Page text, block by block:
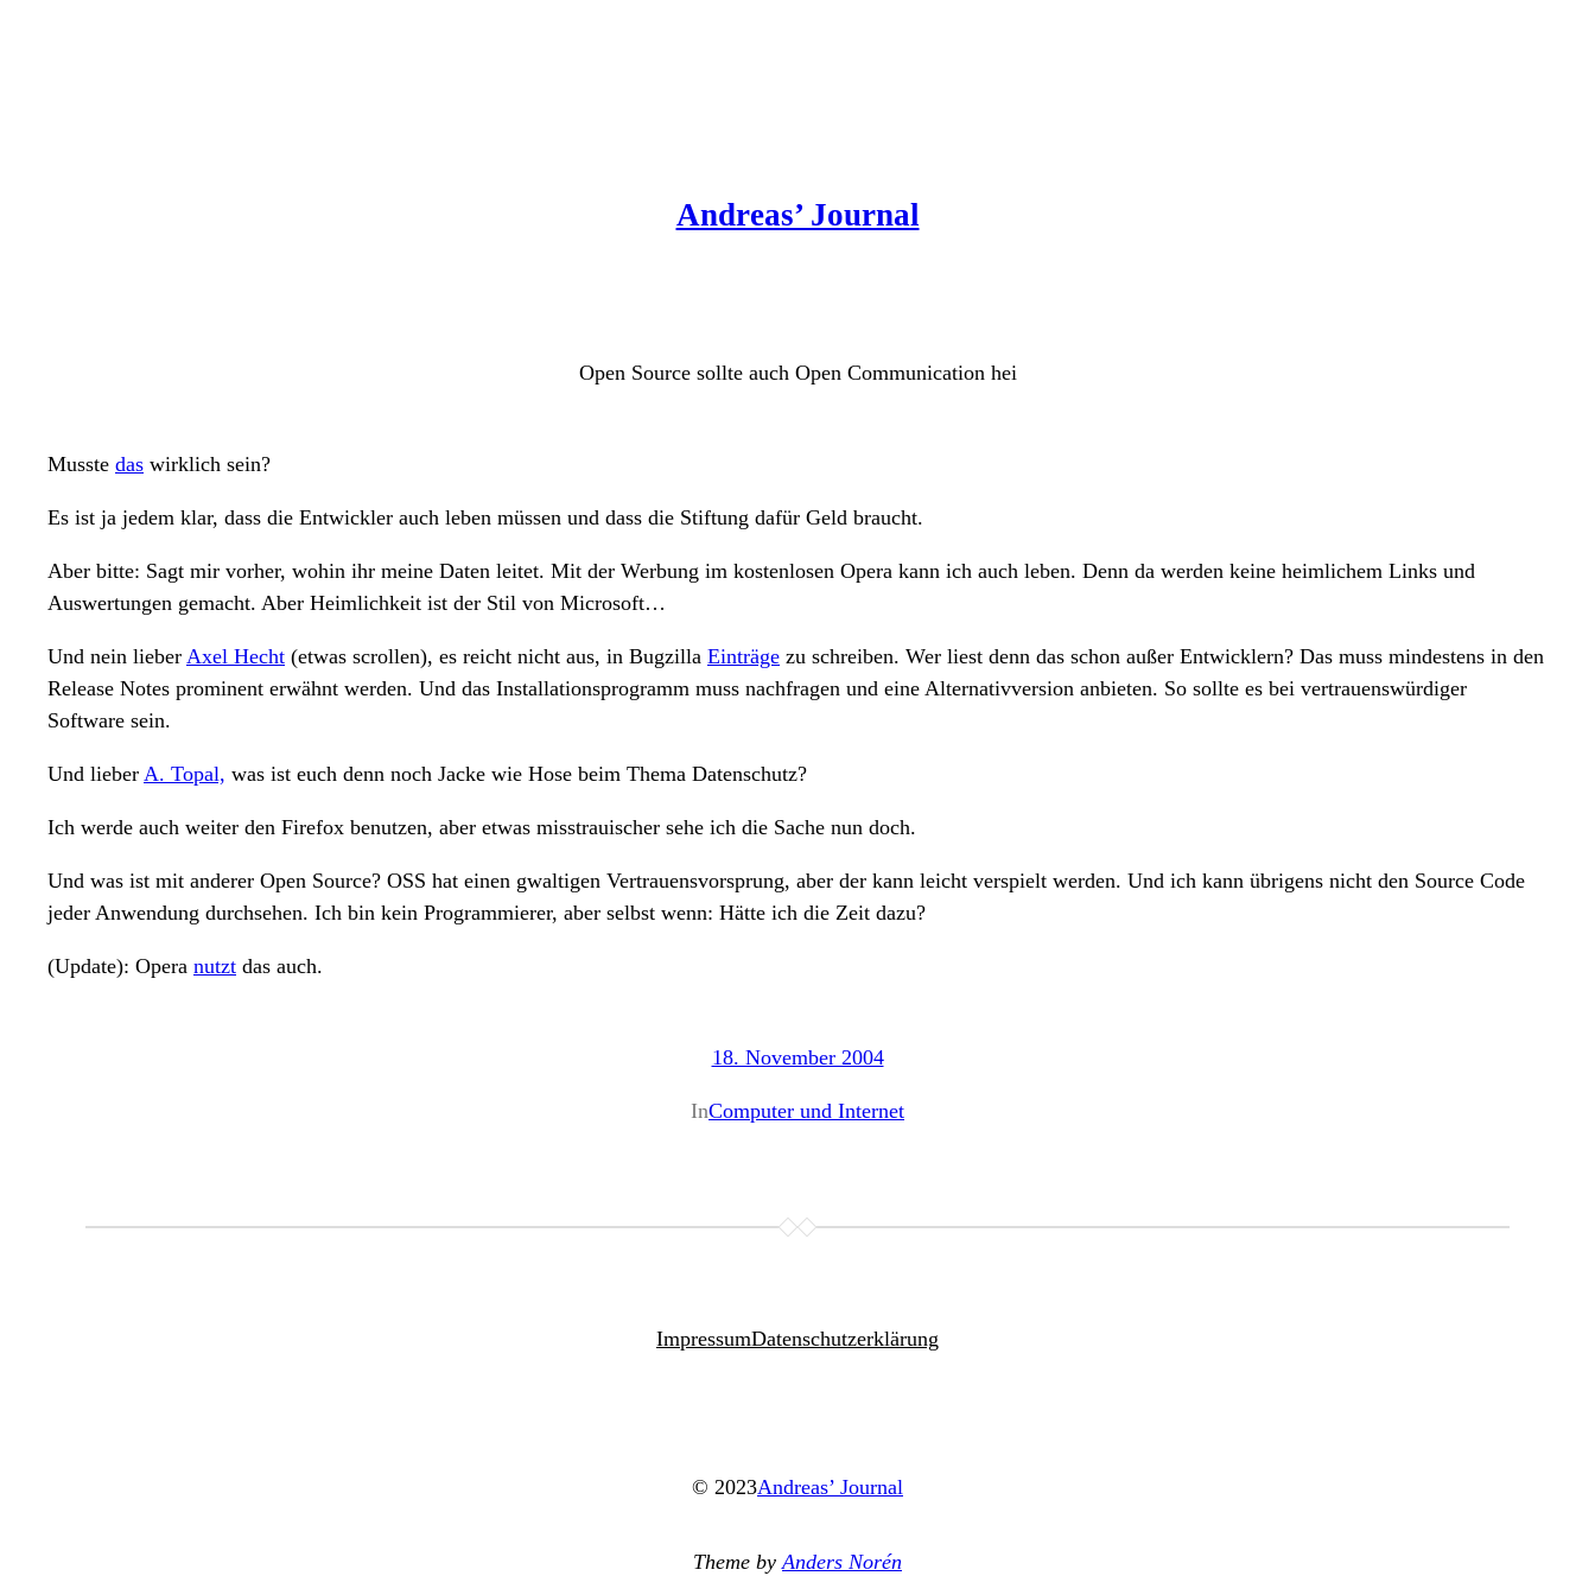
Andreas’ Journal
Open Source sollte auch Open Communication hei
Musste das wirklich sein?
Es ist ja jedem klar, dass die Entwickler auch leben müssen und dass die Stiftung dafür Geld braucht.
Aber bitte: Sagt mir vorher, wohin ihr meine Daten leitet. Mit der Werbung im kostenlosen Opera kann ich auch leben. Denn da werden keine heimlichem Links und
Auswertungen gemacht. Aber Heimlichkeit ist der Stil von Microsoft…
Und nein lieber Axel Hecht (etwas scrollen), es reicht nicht aus, in Bugzilla Einträge zu schreiben. Wer liest denn das schon außer Entwicklern? Das muss mindestens in den
Release Notes prominent erwähnt werden. Und das Installationsprogramm muss nachfragen und eine Alternativversion anbieten. So sollte es bei vertrauenswürdiger
Software sein.
Und lieber A. Topal, was ist euch denn noch Jacke wie Hose beim Thema Datenschutz?
Ich werde auch weiter den Firefox benutzen, aber etwas misstrauischer sehe ich die Sache nun doch.
Und was ist mit anderer Open Source? OSS hat einen gwaltigen Vertrauensvorsprung, aber der kann leicht verspielt werden. Und ich kann übrigens nicht den Source Code
jeder Anwendung durchsehen. Ich bin kein Programmierer, aber selbst wenn: Hätte ich die Zeit dazu?
(Update): Opera nutzt das auch.
18. November 2004
InComputer und Internet
ImpressumDatenschutzerklärung
© 2023Andreas’ Journal
Theme by Anders Norén